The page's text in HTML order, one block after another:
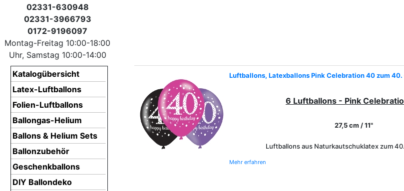
Luftballons, Latexballons Pink Celebration 40 zum
6 Luftballons - Pink
27,5 cm / 11"
Luftballons aus Naturkautschuklatex zum
Mehr erfahren
02331-630948
02331-3966793
0172-9196097
Montag-Freitag 10:00-18:00
Uhr, Samstag 10:00-14:00
Katalogübersicht
Latex-Luftballons
Folien-Luftballons
Ballongas-Helium
Ballons & Helium Sets
Ballonzubehör
Geschenkballons
DIY Ballondeko